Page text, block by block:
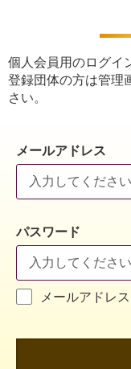
個人会員用のログイ
登録団体の方は管理
さい。
メールアドレス
パスワード
メールアドレ